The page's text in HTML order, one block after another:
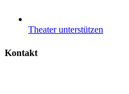
Theater unterstützen
Kontakt